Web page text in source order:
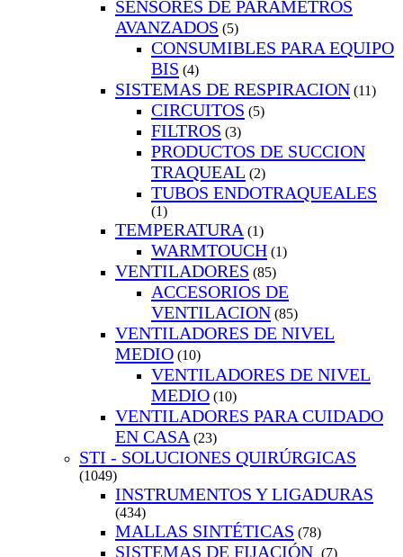
SENSORES DE PARAMETROS
AVANZADOS (5)
CONSUMIBLES PARA EQUIPO
BIS (4)
SISTEMAS DE RESPIRACION (11)
CIRCUITOS (5)
FILTROS (3)
PRODUCTOS DE SUCCION
TRAQUEAL (2)
TUBOS ENDOTRAQUEALES
(1)
TEMPERATURA (1)
WARMTOUCH (1)
VENTILADORES (85)
ACCESORIOS DE
VENTILACION (85)
VENTILADORES DE NIVEL
MEDIO (10)
VENTILADORES DE NIVEL
MEDIO (10)
VENTILADORES PARA CUIDADO
EN CASA (23)
STI - SOLUCIONES QUIRÚRGICAS
(1049)
INSTRUMENTOS Y LIGADURAS
(434)
MALLAS SINTÉTICAS (78)
SISTEMAS DE FIJACIÓN (7)